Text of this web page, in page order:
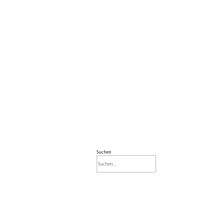
Suchen